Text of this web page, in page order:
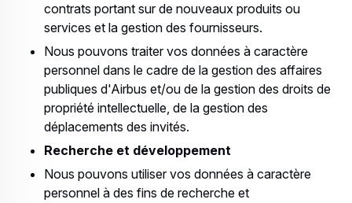
contrats portant sur de nouveaux produits ou
services et la gestion des fournisseurs.
Nous pouvons traiter vos données à caractère
personnel dans le cadre de la gestion des affaires
publiques d'Airbus et/ou de la gestion des droits de
propriété intellectuelle, de la gestion des
déplacements des invités.
Recherche et développement
Nous pouvons utiliser vos données à caractère
personnel à des fins de recherche et